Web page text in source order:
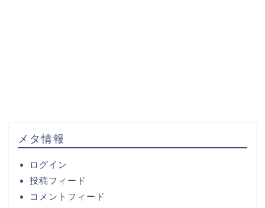
メタ情報
ログイン
投稿フィード
コメントフィード